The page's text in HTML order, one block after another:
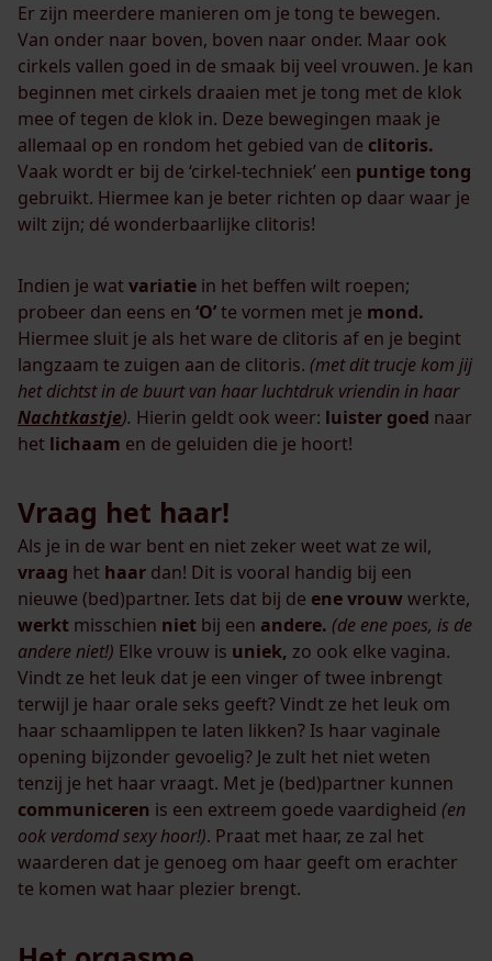
Er zijn meerdere manieren om je tong te bewegen.
Van onder naar boven, boven naar onder. Maar ook
cirkels vallen goed in de smaak bij veel vrouwen. Je kan
beginnen met cirkels draaien met je tong met de klok
mee of tegen de klok in. Deze bewegingen maak je
allemaal op en rondom het gebied van de clitoris.
Vaak wordt er bij de ‘cirkel-techniek’ een puntige tong
gebruikt. Hiermee kan je beter richten op daar waar je
wilt zijn; dé wonderbaarlijke clitoris!
Indien je wat variatie in het beffen wilt roepen;
probeer dan eens en ‘O’te vormen met je mond.
Hiermee sluit je als het ware de clitoris af en je begint
langzaam te zuigen aan de clitoris. (met dit trucje kom jij
het dichtst in de buurt van haar luchtdruk vriendin in haar
Nachtkastje). Hierin geldt ook weer: luister goed naar
het lichaam en de geluiden die je hoort!
Vraag het haar!
Als je in de war bent en niet zeker weet wat ze wil,
vraag het haar dan! Dit is vooral handig bij een
nieuwe (bed)partner. Iets dat bij de ene vrouwwerkte,
werkt misschien niet bij een andere. (de ene poes, is de
andere niet!) Elke vrouw is uniek, zo ook elke vagina.
Vindt ze het leuk dat je een vinger of twee inbrengt
terwijl je haar orale seks geeft? Vindt ze het leuk om
haar schaamlippen te laten likken? Is haar vaginale
opening bijzonder gevoelig? Je zult het niet weten
tenzij je het haar vraagt. Met je (bed)partner kunnen
communiceren is een extreem goede vaardigheid (en
ook verdomd sexy hoor!). Praat met haar, ze zal het
waarderen dat je genoeg om haar geeft om erachter
te komen wat haar plezier brengt.